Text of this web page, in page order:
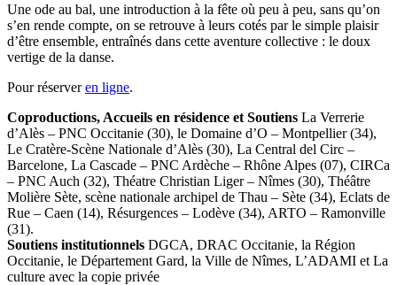
Une ode au bal, une introduction à la fête où peu à peu, sans qu’on
s’en rende compte, on se retrouve à leurs cotés par le simple plaisir
d’être ensemble, entraînés dans cette aventure collective : le doux
vertige de la danse.
Pour réserveren ligne.
Coproductions, Accueils en résidence et Soutiens La Verrerie
d’Alès – PNC Occitanie (30), le Domaine d’O – Montpellier (34),
Le Cratère-Scène Nationale d’Alès (30), La Central del Circ –
Barcelone, La Cascade – PNC Ardèche – Rhône Alpes (07), CIRCa
– PNC Auch (32), Théatre Christian Liger – Nîmes (30), Théâtre
Molière Sète, scène nationale archipel de Thau – Sète (34), Eclats de
Rue – Caen (14), Résurgences – Lodève (34), ARTO – Ramonville
(31).
Soutiens institutionnels DGCA, DRAC Occitanie, la Région
Occitanie, le Département Gard, la Ville de Nîmes, L’ADAMI et La
culture avec la copie privée